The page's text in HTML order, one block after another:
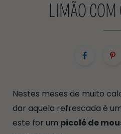
LIMÃO COM
Nestes meses de muito
dar aquela refrescada é
este for um picolé de